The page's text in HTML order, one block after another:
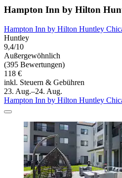
Hampton Inn by Hilton
Hampton Inn by Hilton Huntley
Huntley
9,4/10
Außergewöhnlich
(395 Bewertungen)
118 €
inkl. Steuern & Gebühren
23. Aug.–24. Aug.
Hampton Inn by Hilton Huntley